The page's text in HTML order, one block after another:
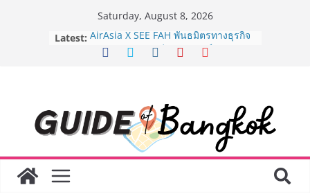
Saturday, August 8, 2026
Latest: AirAsia X SEE FAH พันธมิตรทางธุรกิจ
ยาวนานกว่า 20 ปี ต่อยอดเสิร์ฟความ
“BIO TRADE CONNECT 2026” ยก
ระดับผลิตภัณฑ์ท้องถิ่นสู่ตลาดเชิง
พาณิชย์อย่างยั่งยืน
“ตลาดดอกไม้สี่มุมเมือง” ศูนย์รวมดอกไม้
สด ดอกไม้ประดิษฐ์ พวงมาลัย และสังฆ